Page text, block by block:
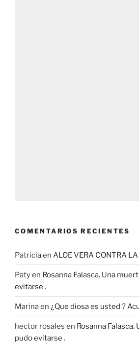
COMENTARIOS RECIENTES
Patriciaen ALOE VERA CONTRA
Patyen Rosanna Falasca. Una
evitarse .
Marinaen ¿Que diosa es usted ?
hector rosales en Rosanna
pudo evitarse .